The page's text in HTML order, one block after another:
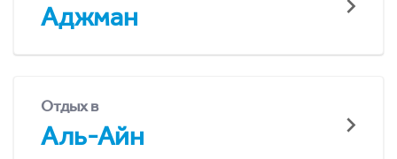
Аджман
Отдых в
Аль-Айн